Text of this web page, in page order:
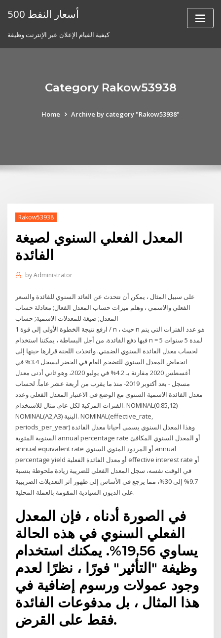
أسعار النفط 500
كيفية القيام الإعلان عبر الإنترنت وظيفة
Category Rakow53938
Home Archive by category "Rakow53938"
Rakow53938
المعدل الفعلي السنوي لصيغة
الفائدة
byAdministrator
على سبيل المثال ، يمكن أن نتحدث عن العائد السنوي للفائدة والسعر
الفعلي والاسمي ، وهلم ميزات حساب المعدل الفعال; معادلة حساب
ارفع نتيجة الخطوة الأولى إلى قوة 1 / n ، حيث n هو عدد الفترات التي يتم
فيها دفع الفائدة. من أجل البساطة ، يمكننا استخدام n = 5 لمدة 5 سنوات
لحساب معدل الفائدة السنوي الضمني. واتخذت اللجنة قرارها حينها إلى
انخفاض المعدل السنوي للتضخم العام في الحضر ليسجل 3.4% في
أغسطس 2020 مقارنة بـ 4.2% في يوليو 2020، وهو ثاني أدنى معدل
مسجل - بعد أكتوبر 2019- منذ ما يقرب من أربعة عشر عاماً. لحساب
معدل الفائدة الاسمية السنوي مع الوضع في الاعتبار المعدل الفعلي وعدد
الفترات المركبة لكل عام. مثال للاستخدام. NOMINAL(0.85,12)‎
NOMINAL(A2,A3)‎ البنية. NOMINAL(effective_rate,
periods_per_year)‎ وهذا المعدل السنوي يسمى أحيانا معدل الفائدة
السنوية المئوية annual percentage rate أو المعدل السنوي المكافئ
annual equivalent rate أو المردود المئوي السنوي annual
percentage yield أو معدل الفائدة الفعلية effective interest rate أو
في الوقت نفسه، سجل المعدل الفعلي للضريبة زيادة ملحوظة بنسبة
9.7% إلى 30%، مما يرجع في الأساس إلى ظهور أثر التعديلات الضريبية
على الديون السيادية المقومة بالعملة المحلية.
في الصورة أدناه ، فإن المعدل
الفعلي السنوي في هذه الحالة
يساوي 19,56%. يمكنك استخدام
وظيفة "التأثير" فورًا ، نظرًا لعدم
وجود عمولات ورسوم إضافية في
هذا المثال ، بل مدفوعات الفائدة
فقط على القرض.